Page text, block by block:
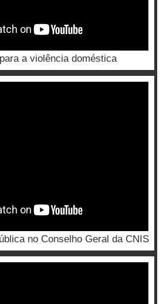
a violência doméstica
no Conselho Geral da CNIS